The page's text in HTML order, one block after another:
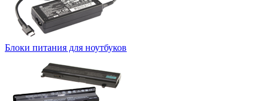
Блоки питания для ноутбуков